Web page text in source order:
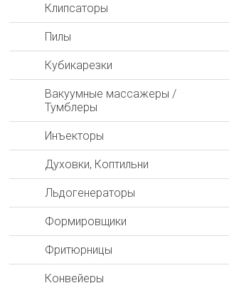
Клипсаторы
Пилы
Кубикарезки
Вакуумные массажеры /
Тумблеры
Инъекторы
Духовки, Коптильни
Льдогенераторы
Формировщики
Фритюрницы
Конвейеры